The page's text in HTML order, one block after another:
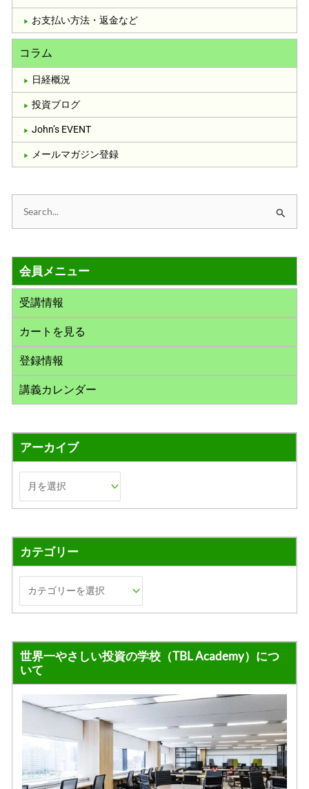
お支払い方法・返金など
コラム
日経概況
投資ブログ
John’s EVENT
メールマガジン登録
象
:
会員メニュー
受講情報
カートを見る
登録情報
講義カレンダー
アーカイブ
カテゴリー
世界一やさしい投資の学校（TBL Academy）につ
いて